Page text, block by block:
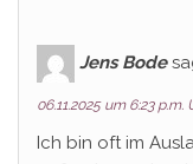
Jens Bode
06.11.2025 um 6:23 p.m.
Ich bin oft im